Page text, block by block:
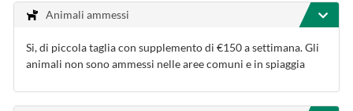
Animali ammessi
Si, di piccola taglia con supplemento di €150 a settimana. Gli
animali non sono ammessi nelle aree comuni e in spiaggia